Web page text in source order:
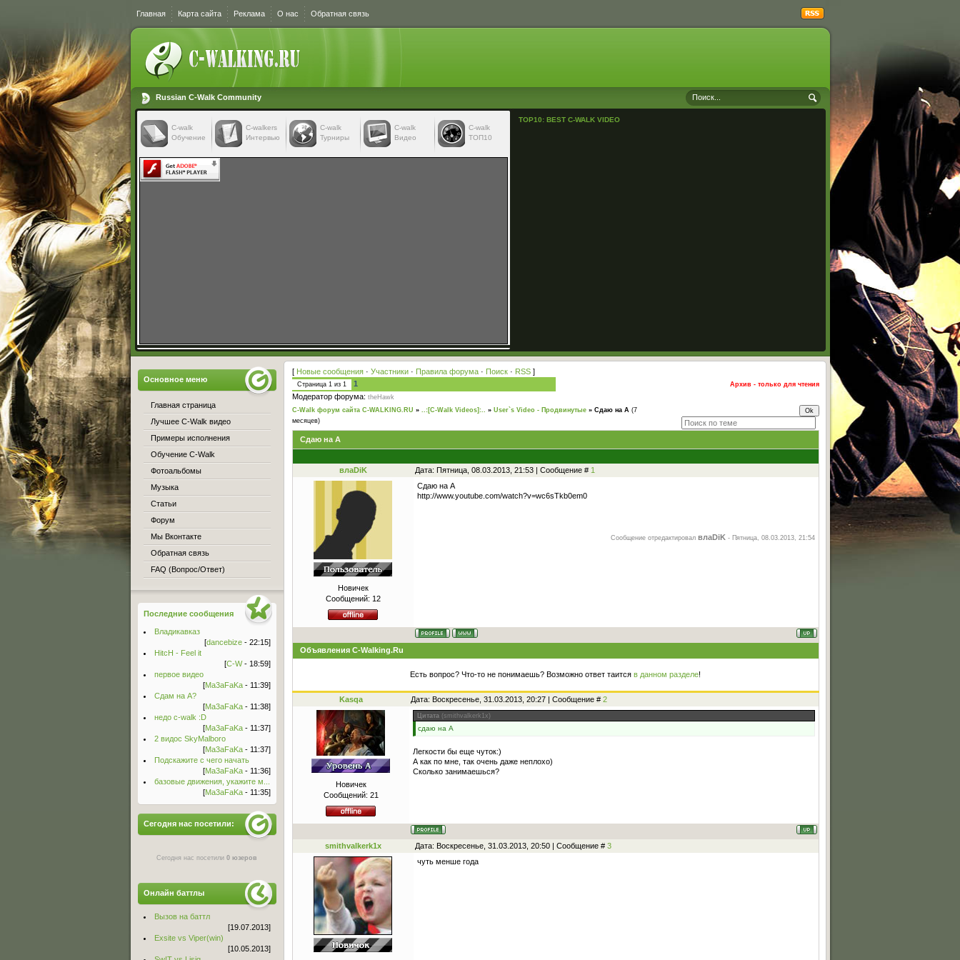
Главная Карта сайта Реклама О нас Обратная связь
Russian C-Walk Community
C-walk
Обучение
C-walkers
Интервью
С-walk
Турниры
С-walk
Видео
C-walk
ТОП10
TOP10: BEST C-WALK VIDEO
[ Новые сообщения· Участники· Правила форума· Поиск· RSS]
Страница 1из 1 1 Архив - только для чтения
Модератор форума: theHawk
C-Walk форум сайта C-WALKING.RU » ..:[C-Walk Videos]:.. » User`s Video - Продвинутые » Сдаю на А (7
месяцев)
Сдаю на А
влаDiK Дата: Пятница, 08.03.2013, 21:53 | Сообщение # 1
Новичек
Сообщений: 12
Сдаю на А
http://www.youtube.com/watch?v=wc6sTkb0em0
Сообщение отредактировал влаDiK- Пятница, 08.03.2013, 21:54
Объявления C-Walking.Ru
Есть вопрос? Что-то не понимаешь? Возможно ответ таится в данном разделе!
Kasqa Дата: Воскресенье, 31.03.2013, 20:27 | Сообщение # 2
Новичек
Сообщений: 21
Цитата(smithvalkerk1x)
сдаю на А
Легкости бы еще чуток:)
А как по мне, так очень даже неплохо)
Сколько занимаешься?
smithvalkerk1x Дата: Воскресенье, 31.03.2013, 20:50 | Сообщение # 3
чуть менше года
Основное меню
Главная страница
Лучшее C-Walk видео
Примеры исполнения
Обучение C-Walk
Фотоальбомы
Музыка
Статьи
Форум
Мы Вконтакте
Обратная связь
FAQ (Вопрос/Ответ)
Последние сообщения
Владикавказ
[dancebize- 22:15]
HitcH - Feel it
[C-W- 18:59]
первое видео
[Ma3aFaKa- 11:39]
Сдам на А?
[Ma3aFaKa- 11:38]
недо c-walk :D
[Ma3aFaKa- 11:37]
2 видос SkyMalboro
[Ma3aFaKa- 11:37]
Подскажите с чего начать
[Ma3aFaKa- 11:36]
базовые движения, укажите м...
[Ma3aFaKa- 11:35]
Сегодня нас посетили:
Сегодня нас посетили 0 юзеров
Онлайн баттлы
Вызов на баттл
[19.07.2013]
Exsite vs Viper(win)
[10.05.2013]